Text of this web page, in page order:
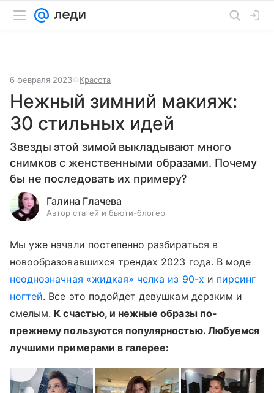
6 февраля 2023 Красота
Нежный зимний макияж:
30 стильных идей
Звезды этой зимой выкладывают много
снимков с женственными образами. Почему
бы не последовать их примеру?
Галина Глачева
Автор статей и бьюти-блогер
Мы уже начали постепенно разбираться в
новообразовавшихся трендах 2023 года. В моде
неоднозначная «жидкая» челка из 90-х и пирсинг
ногтей. Все это подойдет девушкам дерзким и
смелым. К счастью, и нежные образы по-
прежнему пользуются популярностью. Любуемся
лучшими примерами в галерее: